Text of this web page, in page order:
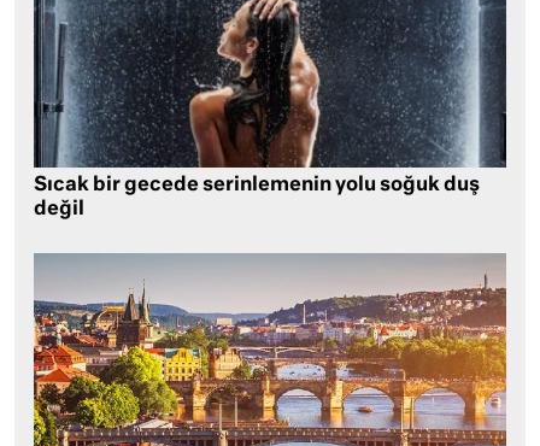
Sıcak bir gecede serinlemenin yolu soğuk duş
değil